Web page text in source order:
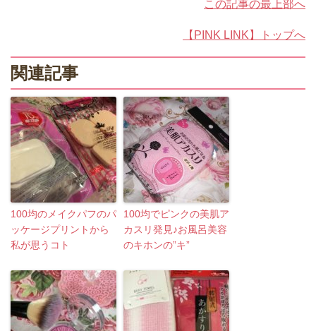
この記事の最上部へ
【PINK LINK】トップへ
関連記事
100均のメイクパフのパ
ッケージプリントから
私が思うコト
100均でピンクの美肌ア
カスリ発見♪お風呂美容
のキホンの”キ”